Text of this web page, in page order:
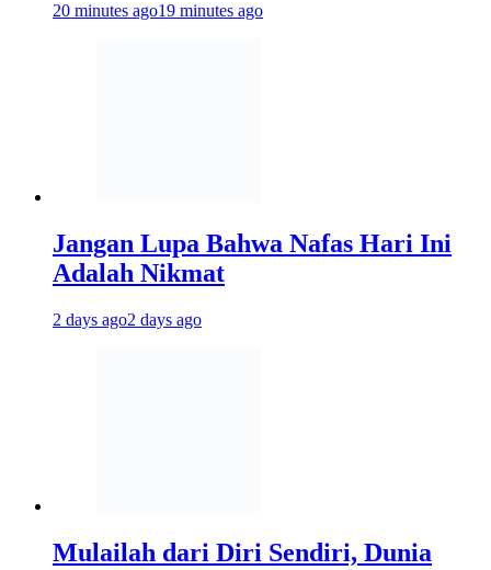
20 minutes ago19 minutes ago
Jangan Lupa Bahwa Nafas Hari Ini
Adalah Nikmat
2 days ago2 days ago
Mulailah dari Diri Sendiri, Dunia